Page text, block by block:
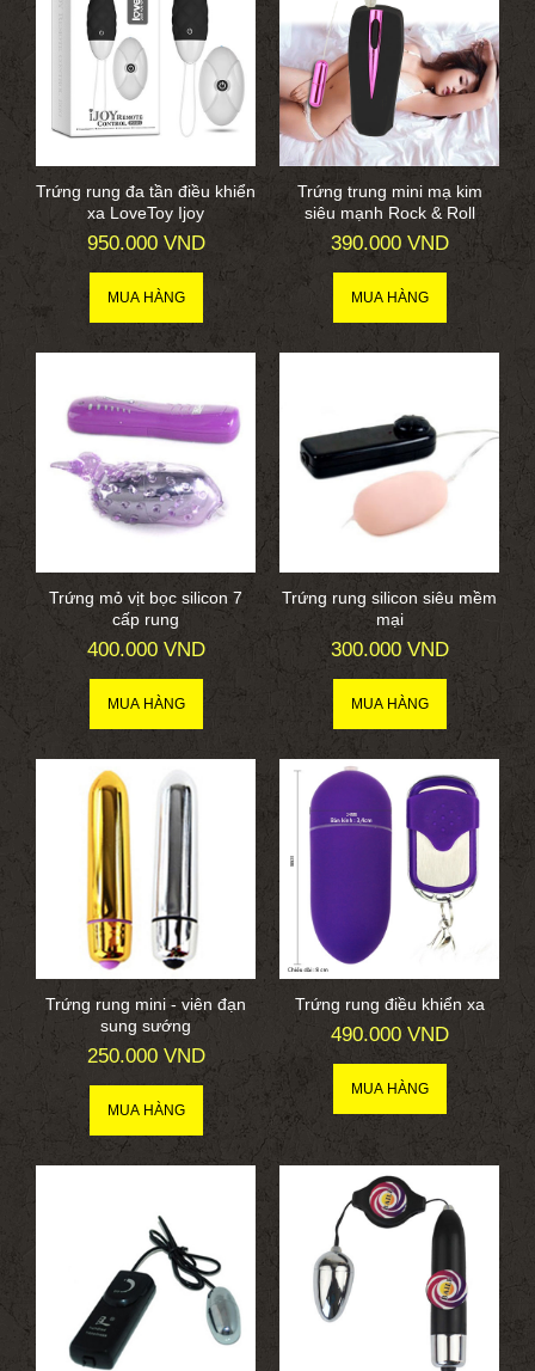
Trứng rung đa tần điều khiển
xa LoveToy Ijoy
950.000 VND
Trứng trung mini mạ kim
siêu mạnh Rock & Roll
390.000 VND
Trứng mỏ vịt bọc silicon 7
cấp rung
400.000 VND
Trứng rung silicon siêu mềm
mại
300.000 VND
Trứng rung mini - viên đạn
sung sướng
250.000 VND
Trứng rung điều khiển xa
490.000 VND